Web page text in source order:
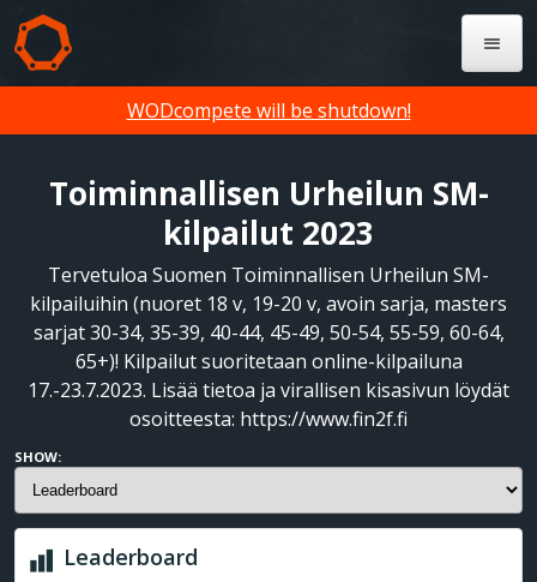
WODcompete will be shutdown!
Toiminnallisen Urheilun SM-
kilpailut 2023
Tervetuloa Suomen Toiminnallisen Urheilun SM-
kilpailuihin (nuoret 18 v, 19-20 v, avoin sarja, masters
sarjat 30-34, 35-39, 40-44, 45-49, 50-54, 55-59, 60-64,
65+)! Kilpailut suoritetaan online-kilpailuna
17.-23.7.2023. Lisää tietoa ja virallisen kisasivun löydät
osoitteesta: https://www.fin2f.fi
SHOW:
Leaderboard